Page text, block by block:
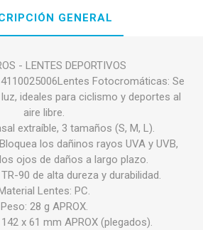
GENERAL
- LENTES DEPORTIVOS
Fotocromáticas: Se
ideales para ciclismo y deportes al
aire libre.
extraíble, 3 tamaños (S, M, L).
los dañinos rayos UVA y UVB,
ojos de daños a largo plazo.
90 de alta dureza y durabilidad.
Material Lentes: PC.
Peso: 28 g APROX.
x 61 mm APROX (plegados).